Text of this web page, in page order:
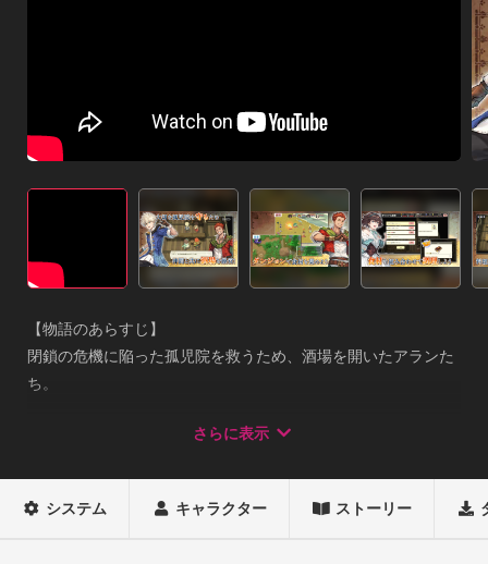
【物語のあらすじ】
閉鎖の危機に陥った孤児院を救うため、酒場を開いたアランた
ち。
さらに表示
システム キャラクター ストーリー